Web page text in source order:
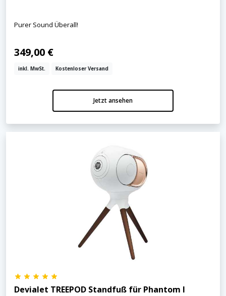
Purer Sound Überall!
349,00 €
inkl. MwSt. Kostenloser Versand
Jetzt ansehen
Devialet TREEPOD Standfuß für Phantom I